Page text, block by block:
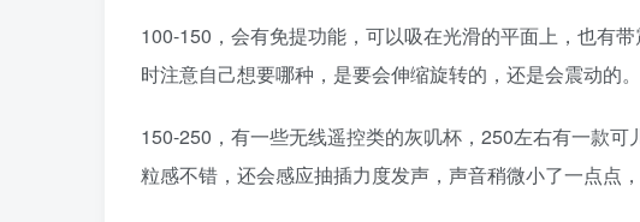
100-150，会有免提功能，可以吸在光滑的平面上，也有
时注意自己想要哪种，是要会伸缩旋转的，还是会震动的。
150-250，有一些无线遥控类的灰叽杯，250左右有一款
粒感不错，还会感应抽插力度发声，声音稍微小了一点点，